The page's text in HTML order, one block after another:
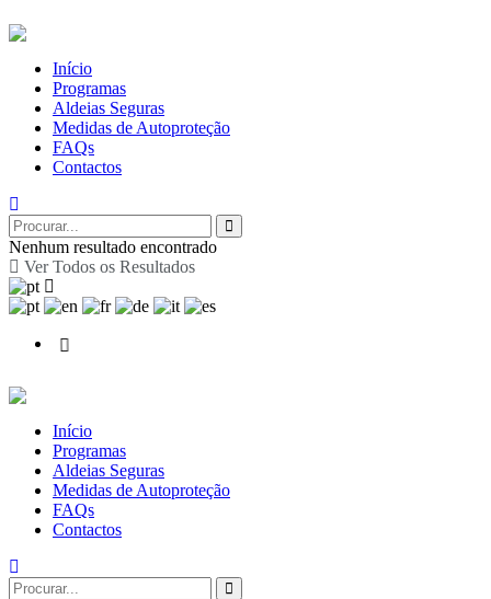
Início
Programas
Aldeias Seguras
Medidas de Autoproteção
FAQs
Contactos
Nenhum resultado encontrado
Ver Todos os Resultados
Início
Programas
Aldeias Seguras
Medidas de Autoproteção
FAQs
Contactos